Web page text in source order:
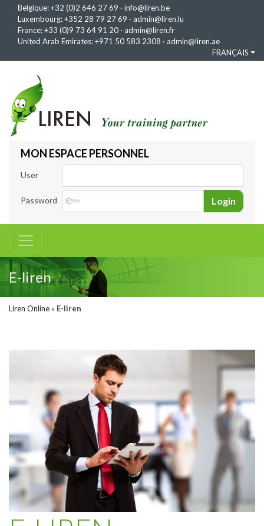
Belgique:+32 (0)2 646 27 69 · info@liren.be
Luxembourg:+352 28 79 27 69 · admin@liren.lu
France:+33 (0)9 73 64 91 20 · admin@liren.fr
United Arab Emirates:+971 50 583 2308 · admin@liren.ae
FRANÇAIS
MON ESPACE PERSONNEL
User
Password Login
E-liren
Liren Online » E-liren